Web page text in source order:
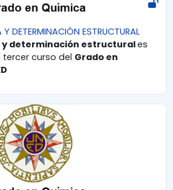
DETERMINACIÓN ESTRUCTURAL
y determinación estructurales
curso del Grado en
| GRADO EN QUÍMICA | UNED